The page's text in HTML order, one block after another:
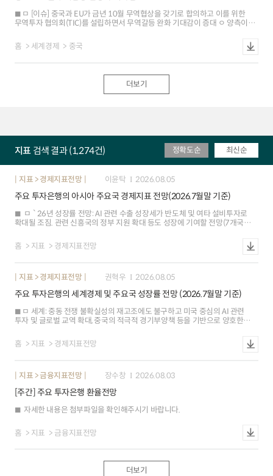
ㅁ [이슈] 중국과 EU가 금년 10월 무역협상을 갖기로 합의하고 이를 위한
무역투자 협의회(TIC)를 설립하면서 무역갈등 완화 기대감이 증대 ㅇ 양측이
배경] 유럽의 대중 무역적자가 크게 확대되면서 산업경쟁력 약화, 고용 불안
등의 문제가 부각. 또한 대외 불확실성 등으로 중국과 유럽의 협력 필요성도
불균형이 더욱 심화 ㅇ (산업경쟁력 약화) 중국산 저가제품 유입이 유럽
제조업의 가격경쟁을 심화시키면서 관련 산업의 투자 위축과 고용 둔화 등이
가시화되어 이를 조정할 필요 ㅇ (중-EU 협력 필요성) 한편, 미국의 무역규제가
협상이 제한적일 소지 ㅇ (대중 관세조정 전망) EU가 중국산 플러그인
하이브리드차와 화학제품 등의 관세를 인상하고 기존의 철강 우회수출 통제와
전자상거래 규제 등도 강화할 전망 ㅇ (공급망공정무역 협상 난항 예상) 반면, △
희토류 공급 안정 △과잉 보조금 문제 △지식재산권 보호 등은 타협이 어려워
이탈리아 등이 대중 강경 대응을 주장하나, 독일과 스페인 등은 신중한
무역격차가 다소 축소되겠으나, 유럽이 근본적인 대중 의존도를 해소하기는
등으로 유럽과의 제조수출 경쟁이 더욱 치열해지는 한편, 유럽의 대중 의존도도
지속되고 있어 금번 협상 이후에도 견제가 지속될 소지
홈 세계경제 중국
더보기
지표 검색 결과 (1,274건) 정확도순 최신순
지표 > 경제지표전망 이윤탁 2026.08.05
주요 투자은행의 아시아 주요국 경제지표 전망(2026.7월말 기준)
ㅁ `26년 성장률 전망: AI 관련 수출 성장세가 반도체 및 여타 설비투자로
확대될 조짐. 관련 신흥국의 정부 지원 확대 등도 성장에 기여할 전망(7개국▲,
한국(+0.2%p), 인도(+0.2%p), 태국(+0.2%p) 등 상승. 홍콩(-0.1%p) 하락 ㅇ
베트남(0.9%p): 2분기 성장률이 관광객 증가에 따른 소비 회복에 힘입어 8.1%
18.3%2Q 4.6%)와 소비(4.9%2.9%) 등이 둔화. 정부가 외자 유치를 위해
소지
홈 지표 경제지표전망
지표 > 경제지표전망 권혁우 2026.08.05
주요 투자은행의 세계경제 및 주요국 성장률 전망 (2026.7월말 기준)
ㅁ 세계: 중동 전쟁 불확실성의 재고조에도 불구하고 미국 중심의 AI 관련
투자 및 글로벌 교역 확대, 중국의 적극적 경기부양책 등을 기반으로 양호한
민간수요 +3.9%, 3년래 최고, 전기비 연율)한 수준을 이어갔으나 AI
투자에기인한 수입 증가, 정부 지출 감소 등으로 2분기 성장률(1.5%, 예상
(7월 FOMC, 3인 인상 지지)됨에 따라 금리 인상 전망은 확대(주요 IB 10곳 중
속에서도 가계 소비(5월 소매판매 1.6%, 이전 0.9%, yoy) 성장세 강화,
경기선행지표 개선(7월 종합 PMI 51.9, 이전 50.0),국방비 지출 확대를 반영해
성장률 전망을 상향(J.P.Morgan) 경제활동이 예상보다 양호(2분기
2.8%, yoy)상승에 대한 경계심이 지속됨에 따라 ECB의 9월 추가 금리 인상이
지진에 의한 생산 차질 등 하방위험이 상존(Nomura) ㅇ 중국: AI를 비롯한 첨단
부문 중심의 제조업 강세(6월 수출 27%, yoy)가 성장을 견인. 지속되는 내수
홈 지표 경제지표전망
지표 > 금융지표전망 장수창 2026.08.03
[주간] 주요 투자은행 환율전망
자세한 내용은 첨부파일을 확인해주시기 바랍니다.
홈 지표 금융지표전망
더보기